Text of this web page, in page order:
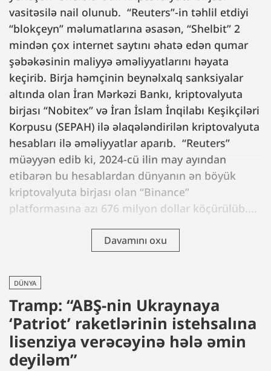
vasitəsilə nail olunub. “Reuters”-in təhlil etdiyi
“blokçeyn” məlumatlarına əsasən, “Shelbit” 2
mindən çox internet saytını əhatə edən qumar
şəbəkəsinin maliyyə əməliyyatlarını həyata
keçirib. Birja həmçinin beynəlxalq sanksiyalar
altında olan İran Mərkəzi Bankı, kriptovalyuta
birjası “Nobitex” və İran İslam İnqilabı Keşikçiləri
Korpusu (SEPAH) ilə əlaqələndirilən kriptovalyuta
hesabları ilə əməliyyatlar aparıb. “Reuters”
müəyyən edib ki, 2024-cü ilin may ayından
etibarən bu hesablardan dünyanın ən böyük
kriptovalyuta birjası olan “Binance”
platformasına azı 676 milyon dollar köçürülüb....
Davamını oxu
DÜNYA
Tramp: “ABŞ-nin Ukraynaya
‘Patriot’ raketlərinin istehsalına
lisenziya verəcəyinə hələ əmin
deyiləm”